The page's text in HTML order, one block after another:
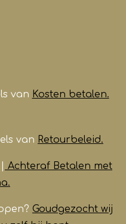
van Kosten betalen.
van Retourbeleid.
Achteraf Betalen met
Goudgezocht wij